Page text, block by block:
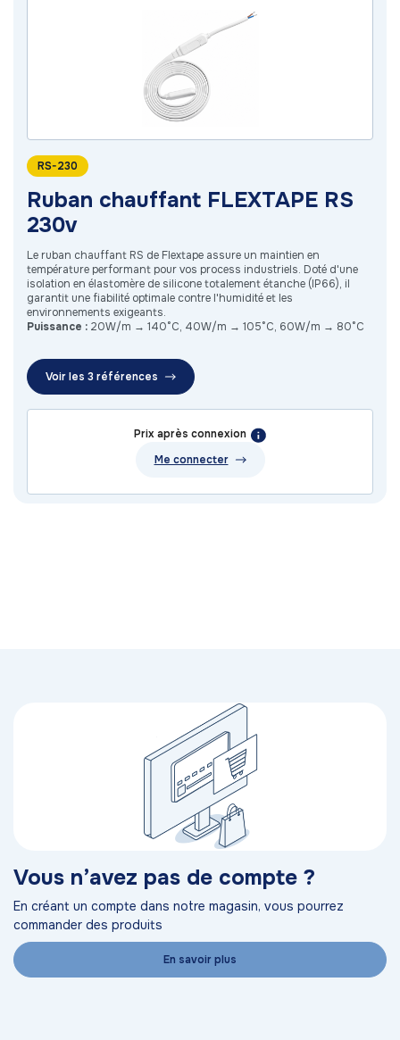
RS-230
Ruban chauffant FLEXTAPE RS
230v
Le ruban chauffant RS de Flextape assure un maintien en
température performant pour vos process industriels. Doté d'une
isolation en élastomère de silicone totalement étanche (IP66), il
garantit une fiabilité optimale contre l'humidité et les
environnements exigeants.
Puissance : 20W/m → 140°C, 40W/m → 105°C, 60W/m → 80°C
Voir les 3 références
Prix après connexion
Me connecter
Vous n’avez pas de compte ?
En créant un compte dans notre magasin, vous pourrez
commander des produits
En savoir plus